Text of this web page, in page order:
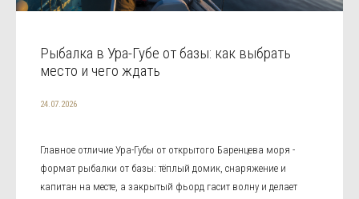
Рыбалка в Ура-Губе от базы: как выбрать
место и чего ждать
24.07.2026
Главное отличие Ура-Губы от открытого Баренцева моря -
формат рыбалки от базы: тёплый домик, снаряжение и
капитан на месте, а закрытый фьорд гасит волну и делает